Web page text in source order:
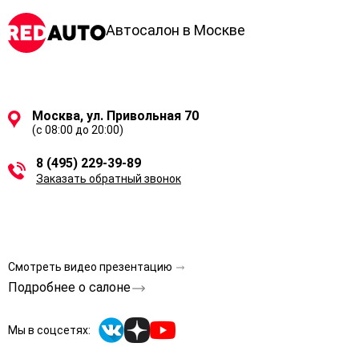
Автосалон в Москве
Москва, ул. Привольная 70
(с 08:00 до 20:00)
8 (495) 229-39-89
Заказать обратный звонок
Смотреть видео презентацию
Подробнее о салоне
Мы в соцсетях: